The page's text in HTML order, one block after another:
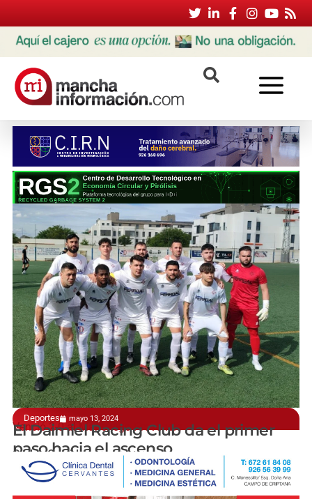
Deportes mayo 13, 2024
Venció 2-0 al Manchego Provencio
El Daimiel Racing Club da el primer
paso hacia el ascenso
Carlos Garrido